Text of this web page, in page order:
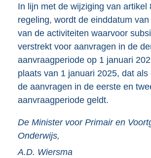
In lijn met de wijziging van artikel
regeling, wordt de einddatum
van de activiteiten waarvoor
verstrekt voor aanvragen in de
aanvraagperiode op 1 januari
plaats van 1 januari 2025, dat
de aanvragen in de eerste en
aanvraagperiode geldt.
De Minister voor Primair en
Onderwijs,
A.D. Wiersma